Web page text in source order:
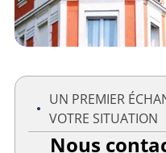
UN PREMIER
VOTRE SITUATION
Nous